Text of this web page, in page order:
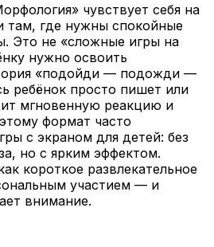
чувствует себя на
там, где нужны спокойные
Это не «сложные игры на
нужно освоить
«подойди — подожди —
ребёнок просто пишет или
мгновенную реакцию и
формат часто
с экраном для детей: без
но с ярким эффектом.
короткое развлекательное
участием — и
внимание.